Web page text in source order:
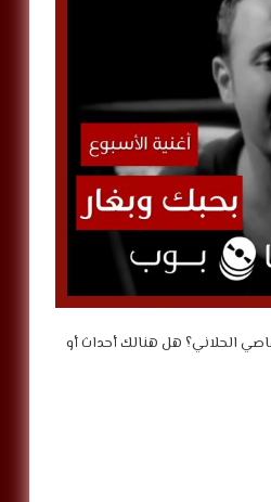
الحلاني؟ هل هنالك أحداث أو